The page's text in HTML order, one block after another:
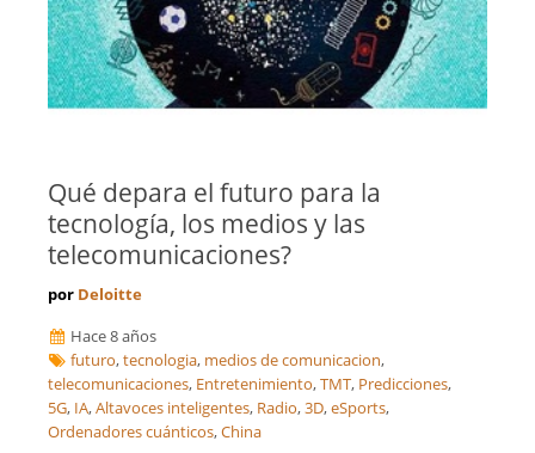
Qué depara el futuro para la
tecnología, los medios y las
telecomunicaciones?
por Deloitte
Hace 8 años
futuro,tecnologia, medios de comunicacion,
telecomunicaciones, Entretenimiento,TMT, Predicciones,
5G, IA,Altavoces inteligentes, Radio,3D,eSports,
Ordenadores cuánticos,China